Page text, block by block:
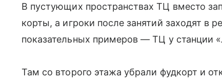
В пустующих пространствах ТЦ вместо
корты, а игроки после занятий заходят в
показательных примеров — ТЦ у станции
Там со второго этажа убрали фудкорт и